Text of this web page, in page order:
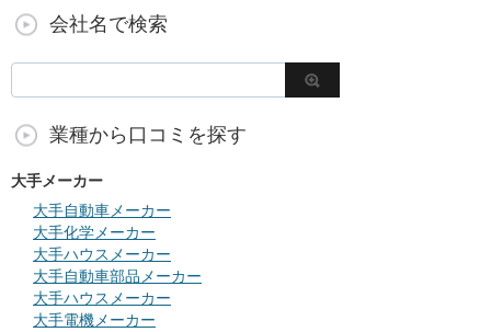
会社名で検索
業種から口コミを探す
大手メーカー
大手自動車メーカー
大手化学メーカー
大手ハウスメーカー
大手自動車部品メーカー
大手ハウスメーカー
大手電機メーカー